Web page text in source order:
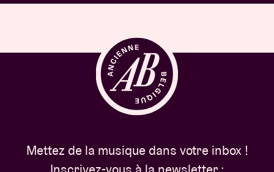
Mettez de la musique dans votre inbox !